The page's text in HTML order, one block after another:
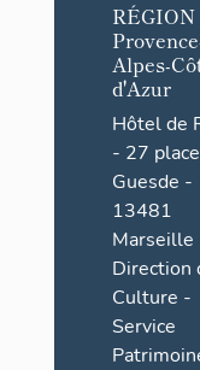
RÉGION
Alpes-
d'Azur
Hôtel de
- 27
Guesde -
13481
Marseille
Direction
Culture -
Service